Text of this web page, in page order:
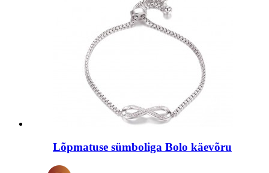
Lõpmatuse sümboliga Bolo käevõru